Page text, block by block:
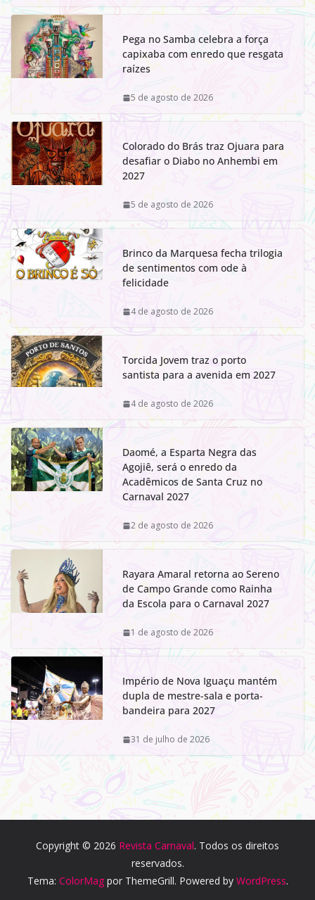
Pega no Samba celebra a força
capixaba com enredo que resgata
raízes
5 de agosto de 2026
Colorado do Brás traz Ojuara para
desafiar o Diabo no Anhembi em
2027
5 de agosto de 2026
Brinco da Marquesa fecha trilogia
de sentimentos com ode à
felicidade
4 de agosto de 2026
Torcida Jovem traz o porto
santista para a avenida em 2027
4 de agosto de 2026
Daomé, a Esparta Negra das
Agojiê, será o enredo da
Acadêmicos de Santa Cruz no
Carnaval 2027
2 de agosto de 2026
Rayara Amaral retorna ao Sereno
de Campo Grande como Rainha
da Escola para o Carnaval 2027
1 de agosto de 2026
Império de Nova Iguaçu mantém
dupla de mestre-sala e porta-
bandeira para 2027
31 de julho de 2026
Copyright © 2026 Revista Carnaval. Todos os direitos
reservados.
Tema: ColorMagpor ThemeGrill. Powered by WordPress.